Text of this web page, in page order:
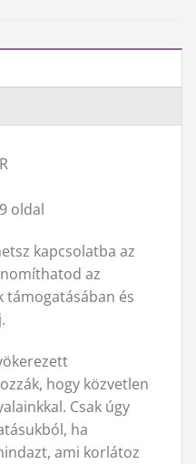
oldal
kapcsolatba az
az
támogatásában és
hogy közvetlen
Csak úgy
ha
ami korlátoz